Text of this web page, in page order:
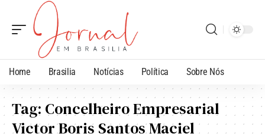
Home Brasilia Notícias Política Sobre Nós
Tag: Concelheiro Empresarial
Victor Boris Santos Maciel